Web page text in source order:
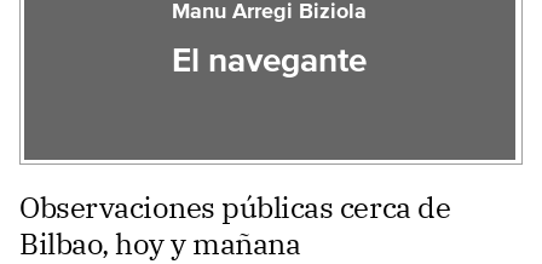
Manu Arregi Biziola
El navegante
Observaciones públicas cerca de
Bilbao, hoy y mañana